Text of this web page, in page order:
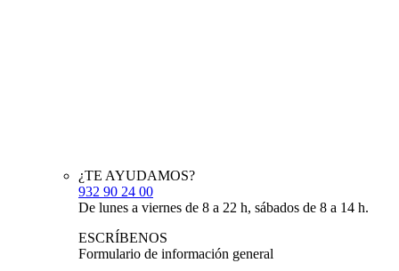
¿TE AYUDAMOS?
932 90 24 00
De lunes a viernes de 8 a 22 h, sábados de 8 a 14 h.
ESCRÍBENOS
Formulario de información general